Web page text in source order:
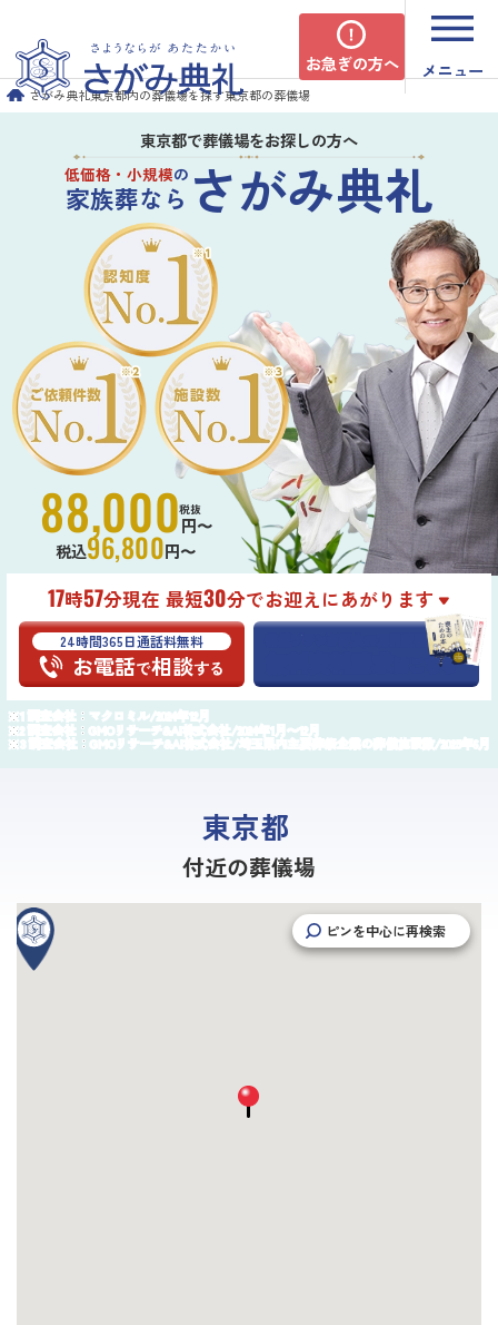
お急ぎの方へ メニュー
さがみ典礼東京都内の葬儀場を探す東京都の葬儀場
東京都で葬儀場をお探しの方へ
低価格・小規模の
家族葬なら さがみ典礼
88,000税抜
円〜
税込96,800円〜
17時57分現在 最短30分でお迎えにあがります
24時間365日通話料無料
お電話で相談する はこちら
調査会社：マクロミル/2024年12月
調査会社：GMOリサーチ&AI株式会社/2024年1月〜12月
調査会社：GMOリサーチ&AI株式会社/埼玉県内主要葬祭企業の葬儀施設数/2025年6月
東京都
付近の葬儀場
ピンを中心に再検索